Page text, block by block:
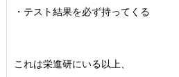
・テスト結果を必ず持ってくる
これは栄進研にいる以上、